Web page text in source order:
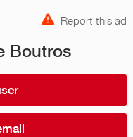
Report this ad
Boutros